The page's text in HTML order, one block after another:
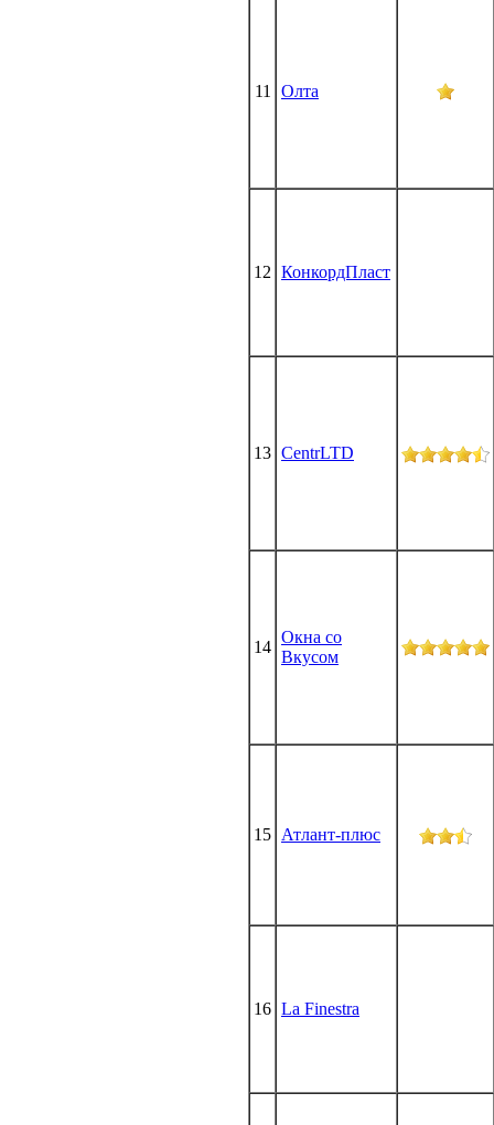
11 Олта
12 КонкордПласт
13 CentrLTD
14
Окна со
Вкусом
15 Атлант-плюс
16 La Finestra